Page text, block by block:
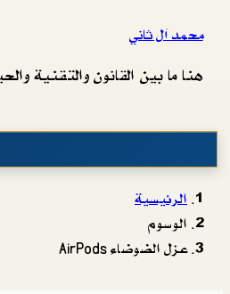
محمد آل ثاني
هنا ما بين القانون والتقنية
الرئيسية
الوسوم
عزل الضوضاء AirPods